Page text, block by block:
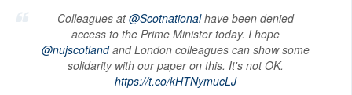
Colleagues at@Scotnationalhave been denied
access to the Prime Minister today. I hope
@nujscotlandand London colleagues can show some
solidarity with our paper on this. It's not OK.
https://t.co/kHTNymucLJ